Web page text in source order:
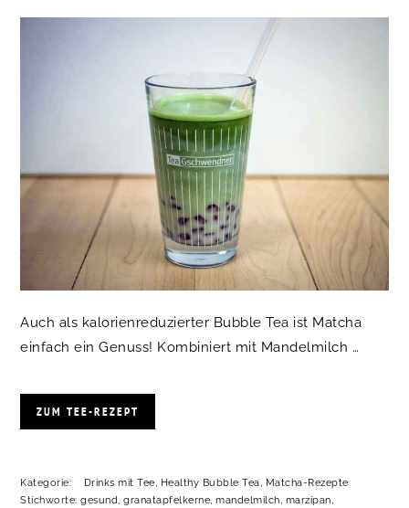
Auch als kalorienreduzierter Bubble Tea ist Matcha
einfach ein Genuss! Kombiniert mit Mandelmilch …
ZUM TEE-REZEPT
Kategorie: Drinks mit Tee, Healthy Bubble Tea, Matcha-Rezepte
Stichworte:gesund,granatapfelkerne,mandelmilch, marzipan,